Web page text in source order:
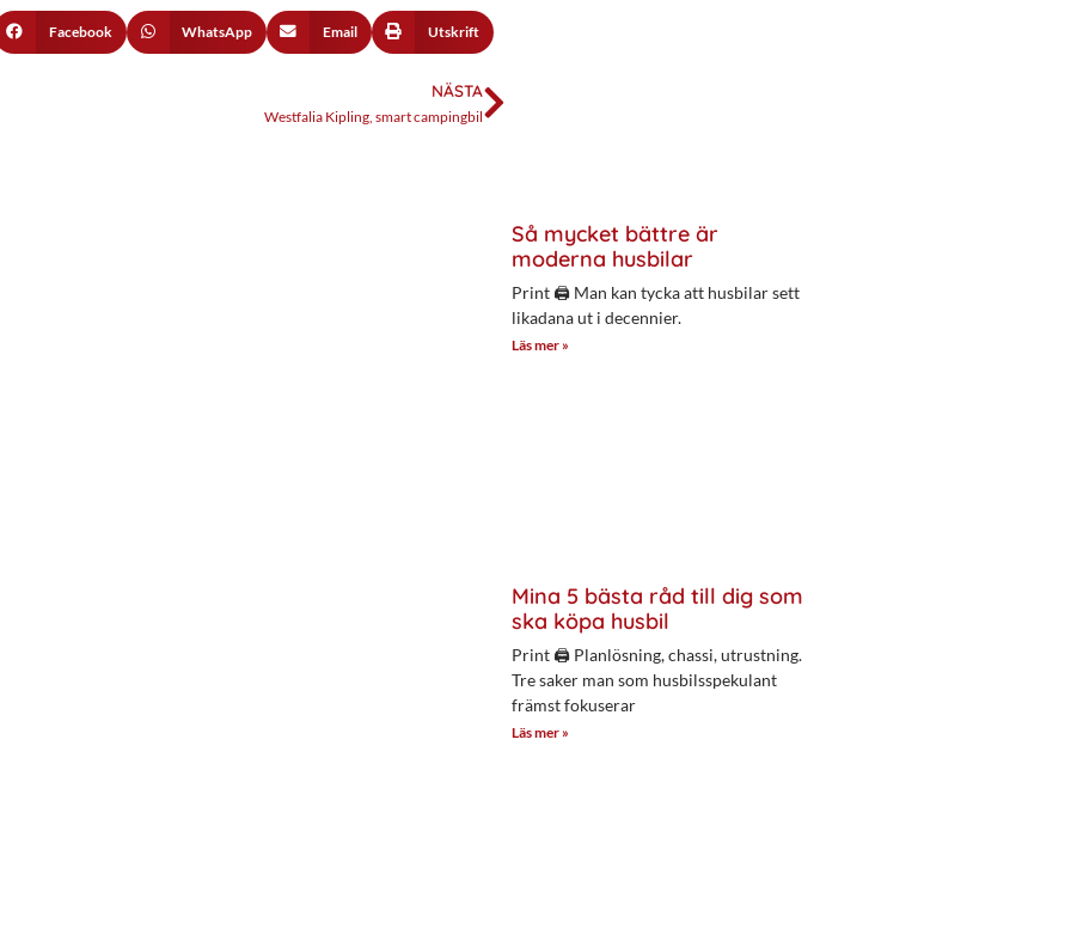
Facebook WhatsApp Email Utskrift
NÄSTA
Westfalia Kipling, smart campingbil
Så mycket bättre är
moderna husbilar
Print 🖨 Man kan tycka att husbilar sett
likadana ut i decennier.
Läs mer »
Mina 5 bästa råd till dig som
ska köpa husbil
Print 🖨 Planlösning, chassi, utrustning.
Tre saker man som husbilsspekulant
främst fokuserar
Läs mer »